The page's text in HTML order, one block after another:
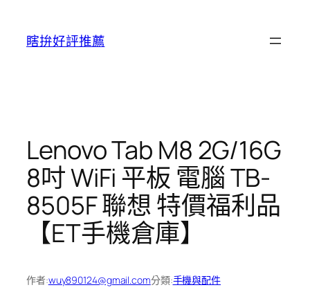
瞎拚好評推薦
Lenovo Tab M8 2G/16G
8吋 WiFi 平板 電腦 TB-
8505F 聯想 特價福利品
【ET手機倉庫】
作者:wuy890124@gmail.com分類:手機與配件